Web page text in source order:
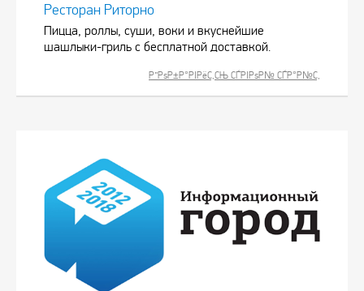
Ресторан Риторно
Пицца, роллы, суши, воки и вкуснейшие
шашлыки-гриль с бесплатной доставкой.
Р”РѕР±Р°РІРёС‚СЊ СЃРІРѕР№ СЃР°Р№С‚